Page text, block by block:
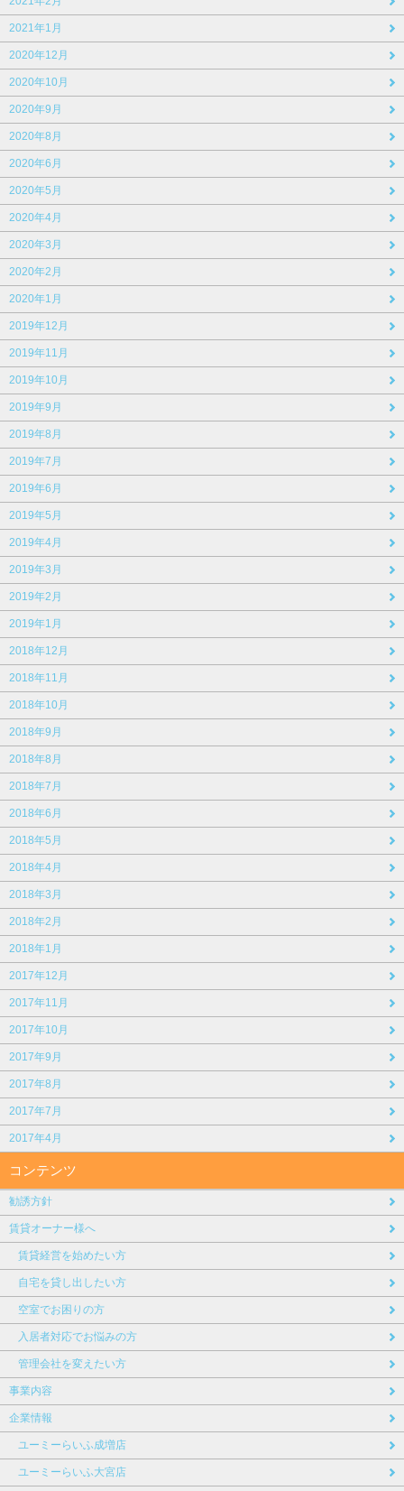
2021年1月
2020年12月
2020年10月
2020年9月
2020年8月
2020年6月
2020年5月
2020年4月
2020年3月
2020年2月
2020年1月
2019年12月
2019年11月
2019年10月
2019年9月
2019年8月
2019年7月
2019年6月
2019年5月
2019年4月
2019年3月
2019年2月
2019年1月
2018年12月
2018年11月
2018年10月
2018年9月
2018年8月
2018年7月
2018年6月
2018年5月
2018年4月
2018年3月
2018年2月
2018年1月
2017年12月
2017年11月
2017年10月
2017年9月
2017年8月
2017年7月
2017年4月
コンテンツ
勧誘方針
賃貸オーナー様へ
賃貸経営を始めたい方
自宅を貸し出したい方
空室でお困りの方
入居者対応でお悩みの方
管理会社を変えたい方
事業内容
企業情報
ユーミーらいふ成増店
ユーミーらいふ大宮店